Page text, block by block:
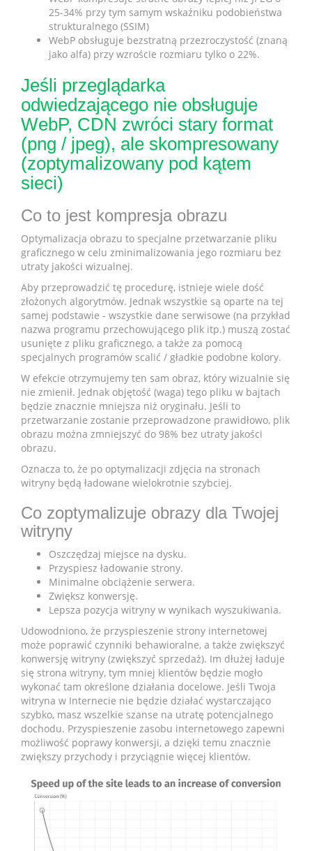
25-34% przy tym samym wskaźniku podobieństwa
strukturalnego (SSIM)
WebP obsługuje bezstratną przezroczystość (znaną
jako alfa) przy wzroście rozmiaru tylko o 22%.
Jeśli przeglądarka
odwiedzającego nie obsługuje
WebP, CDN zwróci stary format
(png / jpeg), ale skompresowany
(zoptymalizowany pod kątem
sieci)
Co to jest kompresja obrazu
Optymalizacja obrazu to specjalne przetwarzanie pliku
graficznego w celu zminimalizowania jego rozmiaru bez
utraty jakości wizualnej.
Aby przeprowadzić tę procedurę, istnieje wiele dość
złożonych algorytmów. Jednak wszystkie są oparte na tej
samej podstawie - wszystkie dane serwisowe (na przykład
nazwa programu przechowującego plik itp.) muszą zostać
usunięte z pliku graficznego, a także za pomocą
specjalnych programów scalić / gładkie podobne kolory.
W efekcie otrzymujemy ten sam obraz, który wizualnie się
nie zmienił. Jednak objętość (waga) tego pliku w bajtach
będzie znacznie mniejsza niż oryginału. Jeśli to
przetwarzanie zostanie przeprowadzone prawidłowo, plik
obrazu można zmniejszyć do 98% bez utraty jakości
obrazu.
Oznacza to, że po optymalizacji zdjęcia na stronach
witryny będą ładowane wielokrotnie szybciej.
Co zoptymalizuje obrazy dla Twojej
witryny
Oszczędzaj miejsce na dysku.
Przyspiesz ładowanie strony.
Minimalne obciążenie serwera.
Zwiększ konwersję.
Lepsza pozycja witryny w wynikach wyszukiwania.
Udowodniono, że przyspieszenie strony internetowej
może poprawić czynniki behawioralne, a także zwiększyć
konwersję witryny (zwiększyć sprzedaż). Im dłużej ładuje
się strona witryny, tym mniej klientów będzie mogło
wykonać tam określone działania docelowe. Jeśli Twoja
witryna w Internecie nie będzie działać wystarczająco
szybko, masz wszelkie szanse na utratę potencjalnego
dochodu. Przyspieszenie zasobu internetowego zapewni
możliwość poprawy konwersji, a dzięki temu znacznie
zwiększy przychody i przyciągnie więcej klientów.